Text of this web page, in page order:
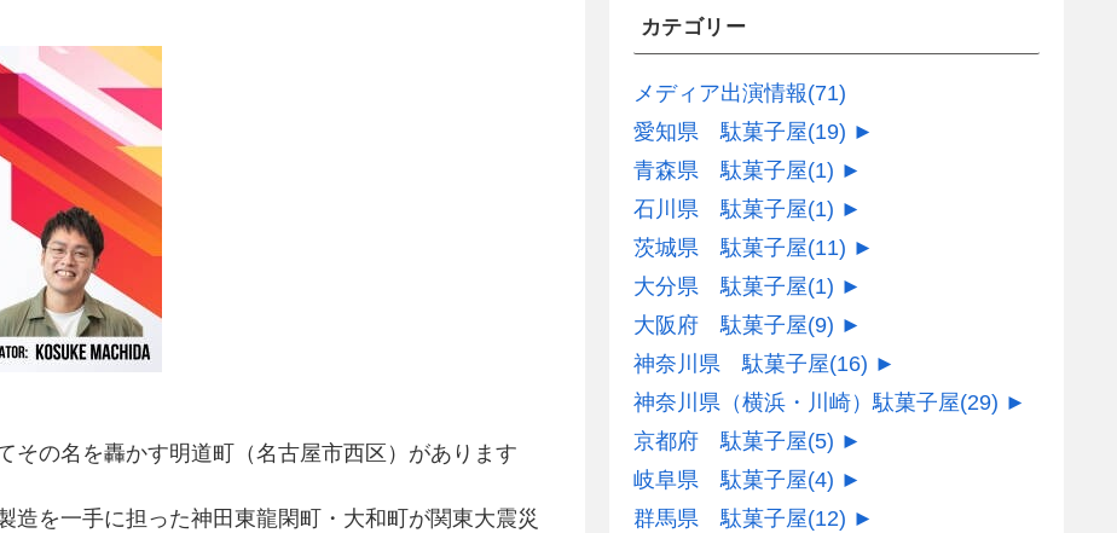
その名を轟かす明道町（名古屋市西区）があります
造を一手に担った神田東龍閑町・大和町が関東大震災
カテゴリー
メディア出演情報(71)
愛知県 駄菓子屋(19) ►
青森県 駄菓子屋(1) ►
石川県 駄菓子屋(1) ►
茨城県 駄菓子屋(11) ►
大分県 駄菓子屋(1) ►
大阪府 駄菓子屋(9) ►
神奈川県 駄菓子屋(16) ►
神奈川県（横浜・川崎）駄菓子屋(29) ►
京都府 駄菓子屋(5) ►
岐阜県 駄菓子屋(4) ►
群馬県 駄菓子屋(12) ►